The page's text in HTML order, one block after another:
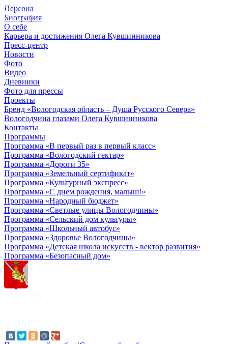
Персона
Биография
О себе
Карьера и достижения Олега Кувшинникова
Пресс-центр
Новости
Фото
Видео
Дневники
Фото для прессы
Проекты
Бренд «Вологодская область – Душа Русского Севера»
Вологодчина глазами Олега Кувшинникова
Контакты
Программы
Программа «В первый раз в первый класс»
Программа «Вологодский гектар»
Программа «Дороги 35»
Программа «Земельный сертификат»
Программа «Культурный экспресс»
Программа «С днем рождения, малыш!»
Программа «Народный бюджет»
Программа «Светлые улицы Вологодчины»
Программа «Сельский дом культуры»
Программа «Школьный автобус»
Программа «Здоровье Вологодчины»
Программа «Детская школа искусств - вектор развития»
Программа «Безопасный дом»
© 2012 - 2023,
КУВШИННИКОВ О.А.